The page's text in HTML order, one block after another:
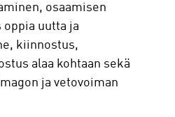
osaamisen
uutta ja
kiinnostus,
alaa kohtaan sekä
ja vetovoiman